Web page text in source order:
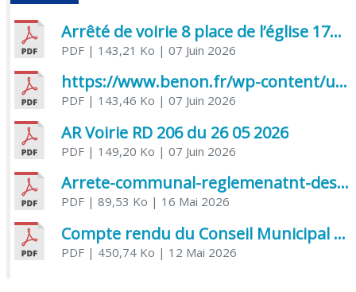
Arrêté de voirie 8 place de l’église 17170 Benon
PDF| 143,21 Ko | 07 Juin 2026
https://www.benon.fr/wp-content/uploads/2026/06/AR-Voirie-Chemin-de-Lafond-du-26-05-2026.pdf
PDF| 143,46 Ko | 07 Juin 2026
AR Voirie RD 206 du 26 05 2026
PDF| 149,20 Ko | 07 Juin 2026
Arrete-communal-reglemenatnt-des-bruits-de-voisinage-et-des-activites-bruyantes
PDF| 89,53 Ko | 16 Mai 2026
Compte rendu du Conseil Municipal du 06 mai 2026
PDF| 450,74 Ko | 12 Mai 2026